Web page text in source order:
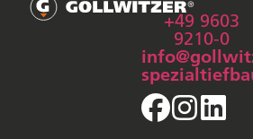
+49 9603
9210-0